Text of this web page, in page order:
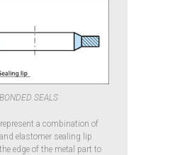
BONDED SEALS
a combination of
elastomer sealing lip
edge of the metal part to